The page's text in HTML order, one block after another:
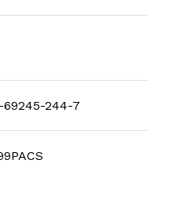
244-7